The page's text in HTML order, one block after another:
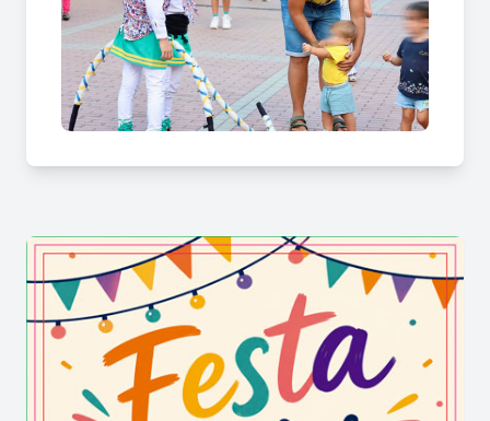
un espai destacat a les activitats familiars. El
programa incloutobogans i inflables d'aigua
festa de l'escuma,jocs de fusta, escape room
teatre familiar,animació infantili el tradicional
trenet de Festa Major, propostes que permeten
dòmino, que fomenten la participació de públics
molt diversos.
Per què visitar la Festa Major dels
Hostalets de Pierola?
Festa Major dels Hostalets de Pierola